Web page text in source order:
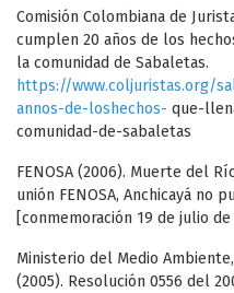
Comisión Colombiana de
cumplen 20 años de los
la comunidad de Sabaletas.
https://www.coljuristas.org/
annos-de-loshechos- que-
comunidad-de-sabaletas
FENOSA (2006). Muerte del
unión FENOSA, Anchicayá no
[conmemoración 19 de julio de
Ministerio del Medio
(2005). Resolución 0556 del